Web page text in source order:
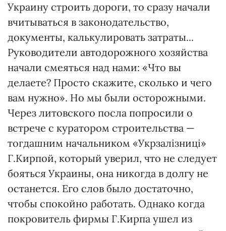
Украину строить дороги, то сразу начали
вчитываться в законодательство,
документы, калькулировать затраты...
Руководители автодорожного хозяйства
начали смеяться над нами: «Что вы
делаете? Просто скажите, сколько и чего
вам нужно». Но мы были осторожными.
Через литовского посла попросили о
встрече с куратором строительства —
тогдашним начальником «Укрзалізниці»
Г.Кирпой, который уверил, что не следует
бояться Украины, она никогда в долгу не
останется. Его слов было достаточно,
чтобы спокойно работать. Однако когда
покровитель фирмы Г.Кирпа ушел из